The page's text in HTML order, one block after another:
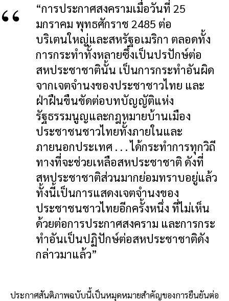
“การประกาศสงครามเมื่อวันที่ 25
มกราคม พุทธศักราช 2485 ต่อ
บริเตนใหญ่และสหรัฐอเมริกา ตลอดทั้ง
การกระทำทั้งหลายซึ่งเป็นปรปักษ์ต่อ
สหประชาชาตินั้น เป็นการกระทำอันผิด
จากเจตจำนงของประชาชาวไทย และ
ฝ่าฝืนขืนขัดต่อบทบัญญัติแห่ง
รัฐธรรมนูญและกฎหมายบ้านเมือง
ประชาชนชาวไทยทั้งภายในและ
ภายนอกประเทศ . . . ได้กระทำการทุกวิถี
ทางที่จะช่วยเหลือสหประชาชาติ ดังที่
สหประชาชาติส่วนมากย่อมทราบอยู่แล้ว
ทั้งนี้เป็นการแสดงเจตจำนงของ
ประชาชนชาวไทยอีกครั้งหนึ่ง ที่ไม่เห็น
ด้วยต่อการประกาศสงคราม และการกระ
ทำอันเป็นปฏิปักษ์ต่อสหประชาชาติดัง
กล่าวมาแล้ว”
ประกาศสันติภาพฉบับนี้เป็นหมุดหมายสำคัญของการยืนยันต่อ